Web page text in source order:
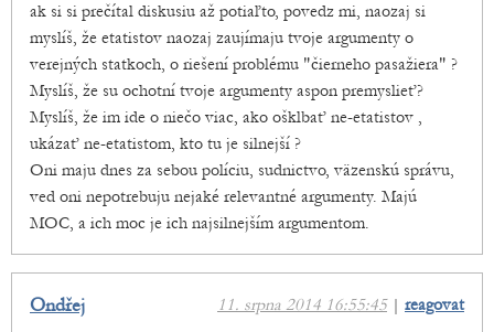
ak si si prečítal diskusiu až potiaľto, povedz mi, naozaj si
myslíš, že etatistov naozaj zaujímaju tvoje argumenty o
verejných statkoch, o riešení problému "čierneho pasažiera" ?
Myslíš, že su ochotní tvoje argumenty aspon premyslieť?
Myslíš, že im ide o niečo viac, ako ošklbať ne-etatistov ,
ukázať ne-etatistom, kto tu je silnejší ?
Oni maju dnes za sebou políciu, sudnictvo, väzenskú správu,
ved oni nepotrebuju nejaké relevantné argumenty. Majú
MOC, a ich moc je ich najsilnejším argumentom.
11. srpna 2014 16:55:45| reagovat
Ondřej